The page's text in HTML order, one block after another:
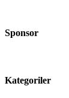
Sponsor
Kategoriler